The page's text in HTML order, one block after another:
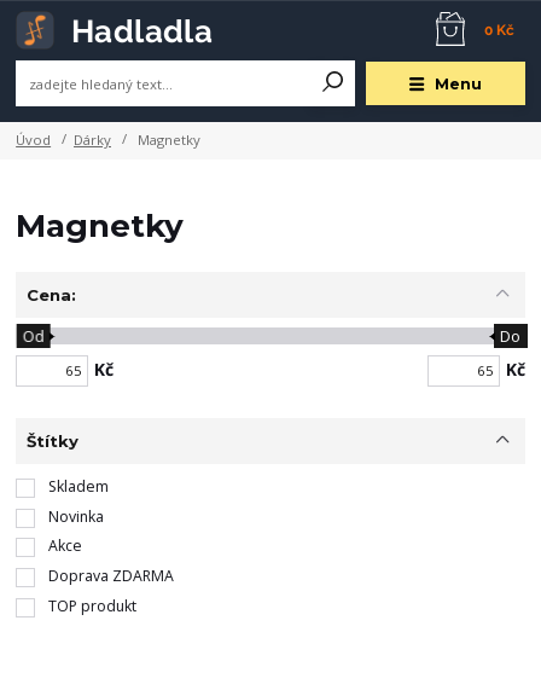
Menu
0 Kč
Úvod Dárky Magnetky
Magnetky
Cena:
Kč
Od Do
Kč
Štítky
Skladem
Novinka
Akce
Doprava ZDARMA
TOP produkt